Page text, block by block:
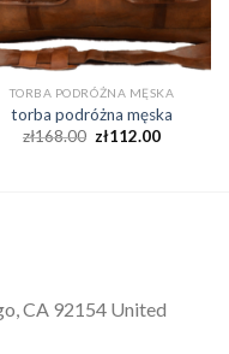
TORBA PODRÓŻNA MĘSKA
torba podróżna męska
zł168.00 zł112.00
CA 92154 United